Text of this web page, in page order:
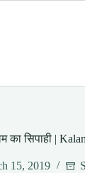
का सिपाही |
15, 2019